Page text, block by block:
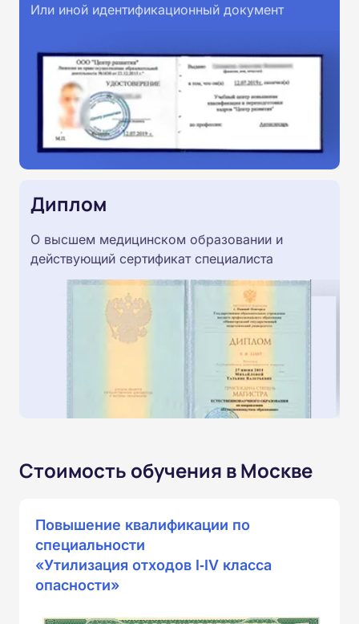
Или иной идентификационный документ
Диплом
О высшем медицинском образовании и
действующий сертификат специалиста
Стоимость обучения в Москве
Повышение квалификации по
специальности
«Утилизация отходов I‑IV класса
опасности»